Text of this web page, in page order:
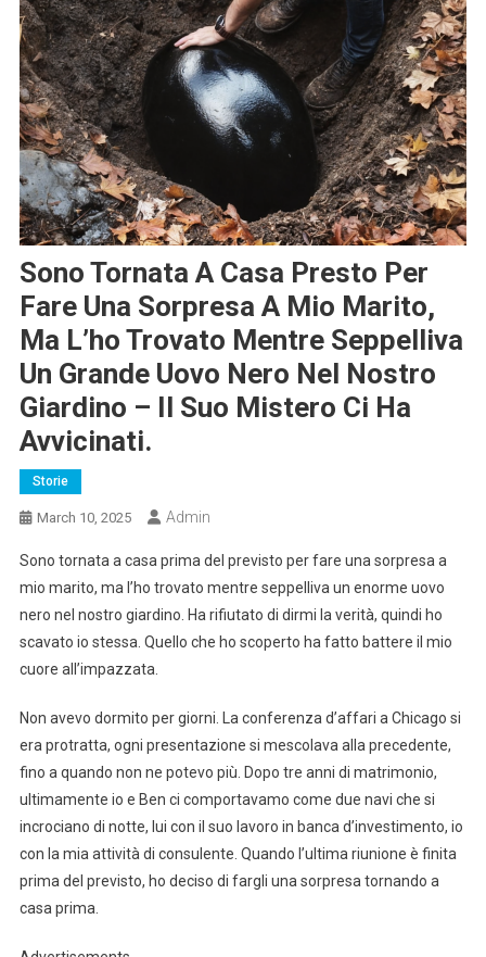
Sono Tornata A Casa Presto Per
Fare Una Sorpresa A Mio Marito,
Ma L’ho Trovato Mentre Seppelliva
Un Grande Uovo Nero Nel Nostro
Giardino – Il Suo Mistero Ci Ha
Avvicinati.
Storie
March 10, 2025 Admin
Sono tornata a casa prima del previsto per fare una sorpresa a
mio marito, ma l’ho trovato mentre seppelliva un enorme uovo
nero nel nostro giardino. Ha rifiutato di dirmi la verità, quindi ho
scavato io stessa. Quello che ho scoperto ha fatto battere il mio
cuore all’impazzata.
Non avevo dormito per giorni. La conferenza d’affari a Chicago si
era protratta, ogni presentazione si mescolava alla precedente,
fino a quando non ne potevo più. Dopo tre anni di matrimonio,
ultimamente io e Ben ci comportavamo come due navi che si
incrociano di notte, lui con il suo lavoro in banca d’investimento, io
con la mia attività di consulente. Quando l’ultima riunione è finita
prima del previsto, ho deciso di fargli una sorpresa tornando a
casa prima.